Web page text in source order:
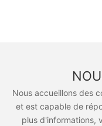
Nous accueillons des
et est capable de
plus d'informations,